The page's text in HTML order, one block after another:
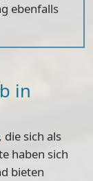
ebenfalls
in
, die sich als
haben sich
bieten